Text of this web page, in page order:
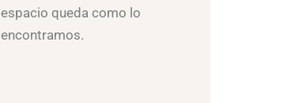
espacio queda como lo
encontramos.